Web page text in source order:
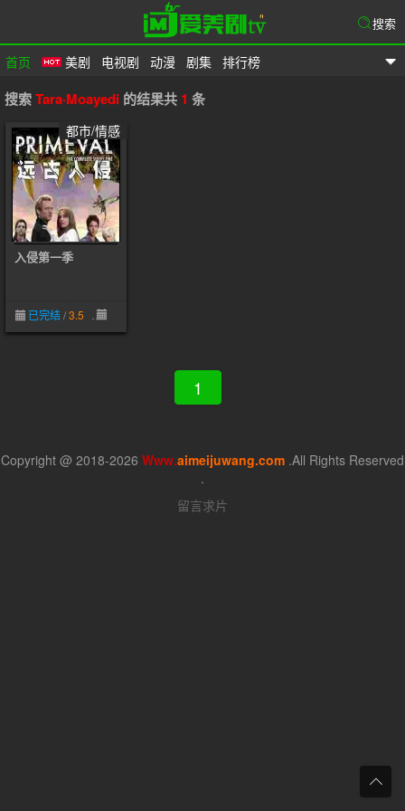
爱美剧
首页 美剧 电视剧 动漫 剧集 排行榜
搜索
搜索Tara·Moayedi 的结果共 1 条
都市/情感
入侵第一季
已完结/3.5
1
Copyright @ 2018-2026 Www.aimeijuwang.com .All Rights Reserved
.
留言求片